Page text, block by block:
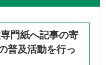
門紙へ記事の寄
普及活動を行っ